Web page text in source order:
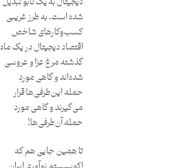
شده است. به طرز غریبی
کسب‌وکارهای شاخص
اقتصاد دیجیتال در یک ماه
گذشته مرغ عزا و عروسی
شده‌اند و گاهی مورد
حمله این‌طرفی‌ها قرار
می‌گیرند و گاهی مورد
حمله آن‌طرفی‌ها!
تا همین جایی هم که